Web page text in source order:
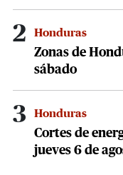
2 Honduras
Zonas de
sábado
3 Honduras
Cortes de
jueves 6 de